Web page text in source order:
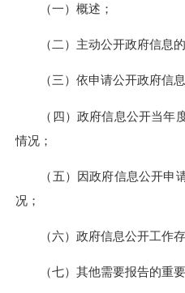
（一）概述；
（二）主动公开政府信息的
（三）依申请公开政府信息
（四）政府信息公开当年度
情况；
（五）因政府信息公开申请
况；
（六）政府信息公开工作存
（七）其他需要报告的重要